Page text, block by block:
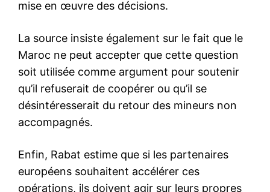
Nous contacter
Formules d’abonnement
Mon compte
Related
Photos – Quand le
Coronavirus : Madrid, ville